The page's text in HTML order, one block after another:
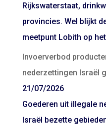
Rijkswaterstaat,
provincies. Wel blijkt
meetpunt Lobith op
Invoerverbod
nederzettingen Israël
21/07/2026
Goederen uit illegale
Israël bezette